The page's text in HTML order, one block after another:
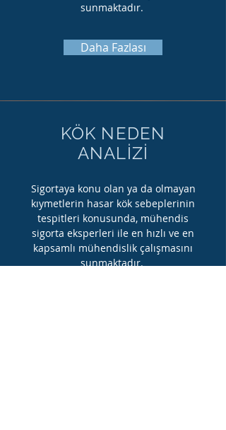
sunmaktadır.
Daha Fazlası
KÖK NEDEN
ANALİZİ
Sigortaya konu olan ya da olmayan
kıymetlerin hasar kök sebeplerinin
tespitleri konusunda, mühendis
sigorta eksperleri ile en hızlı ve en
kapsamlı mühendislik çalışmasını
sunmaktadır.